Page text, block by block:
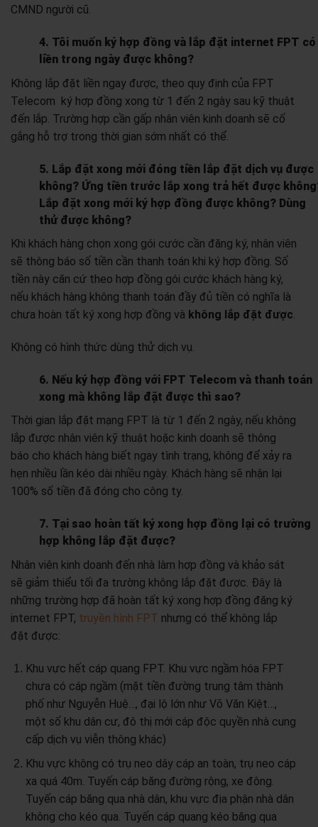
CMND người cũ.
4. Tôi muốn ký hợp đồng và lắp đặt internet FPT có
liền trong ngày được không?
Không lắp đặt liền ngay được, theo quy định của FPT
Telecom ký hợp đồng xong từ 1 đến 2 ngày sau kỹ thuật
đến lắp. Trường hợp cần gấp nhân viên kinh doanh sẽ cố
gắng hỗ trợ trong thời gian sớm nhất có thể.
5. Lắp đặt xong mới đóng tiền lắp đặt dịch vụ được
không? Ứng tiền trước lắp xong trả hết được
Lắp đặt xong mới ký hợp đồng được không? Dùng
thử được không?
Khi khách hàng chọn xong gói cước cần đăng ký, nhân viên
sẽ thông báo số tiền cần thanh toán khi ký hợp đồng. Số
tiền này căn cứ theo hợp đồng gói cước khách hàng ký,
nếu khách hàng không thanh toán đầy đủ tiền có nghĩa là
chưa hoàn tất ký xong hợp đồng và không lắp đặt được.
Không có hình thức dùng thử dịch vụ.
6. Nếu ký hợp đồng với FPT Telecom và thanh toán
xong mà không lắp đặt được thì sao?
Thời gian lắp đặt mạng FPT là từ 1 đến 2 ngày, nếu không
lắp được nhân viên kỹ thuật hoặc kinh doanh sẽ thông
báo cho khách hàng biết ngay tình trạng, không để xảy ra
hẹn nhiều lần kéo dài nhiều ngày. Khách hàng sẽ nhận lại
100% số tiền đã đóng cho công ty.
7. Tại sao hoàn tất ký xong hợp đồng lại có trường
hợp không lắp đặt được?
Nhân viên kinh doanh đến nhà làm hợp đồng và khảo sát
sẽ giảm thiểu tối đa trường không lắp đặt được. Đây là
những trường hợp đã hoàn tất ký xong hợp đồng đăng ký
internet FPT, truyền hình FPT nhưng có thể không lắp
đặt được:
Khu vực hết cáp quang FPT. Khu vực ngầm hóa FPT
chưa có cáp ngầm (mặt tiền đường trung tâm thành
phố như Nguyễn Huệ…, đại lộ lớn như Võ Văn Kiệt…,
một số khu dân cư, đô thị mới cáp độc quyền nhà cung
cấp dịch vụ viễn thông khác)
Khu vực không có trụ neo dây cáp an toàn, trụ neo cáp
xa quá 40m. Tuyến cáp băng đường rộng, xe đông.
Tuyến cáp băng qua nhà dân, khu vực địa phận nhà dân
không cho kéo qua. Tuyến cáp quang kéo băng qua